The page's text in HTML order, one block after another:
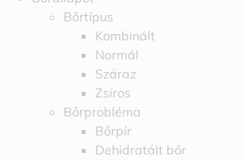
Bőrtípus
Kombinált
Normál
Száraz
Zsíros
Bőrprobléma
Bőrpír
Dehidratált bőr